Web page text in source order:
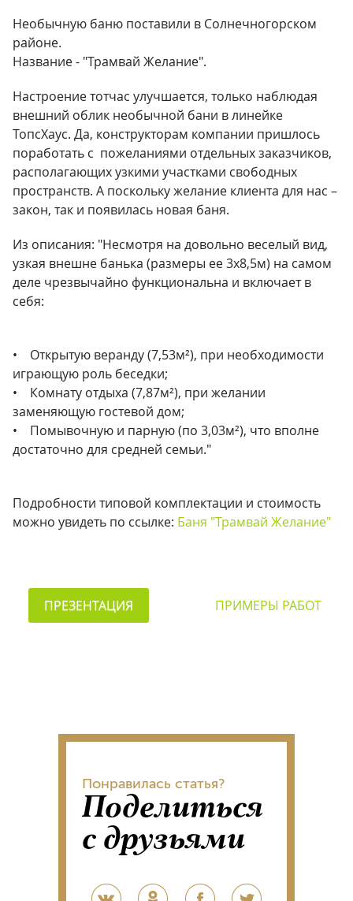
Необычную баню поставили в Солнечногорском
районе.
Название - "Трамвай Желание".
Настроение тотчас улучшается, только наблюдая
внешний облик необычной бани в линейке
ТопсХаус. Да, конструкторам компании пришлось
поработать с пожеланиями отдельных заказчиков,
располагающих узкими участками свободных
пространств. А поскольку желание клиента для нас –
закон, так и появилась новая баня.
Из описания: "Несмотря на довольно веселый вид,
узкая внешне банька (размеры ее 3х8,5м) на самом
деле чрезвычайно функциональна и включает в
себя:
• Открытую веранду (7,53м²), при необходимости
играющую роль беседки;
• Комнату отдыха (7,87м²), при желании
заменяющую гостевой дом;
• Помывочную и парную (по 3,03м²), что вполне
достаточно для средней семьи."
Подробности типовой комплектации и стоимость
можно увидеть по ссылке: Баня "Трамвай Желание"
ПРЕЗЕНТАЦИЯ ПРИМЕРЫ РАБОТ
Понравилась статья?
Поделиться
с друзьями